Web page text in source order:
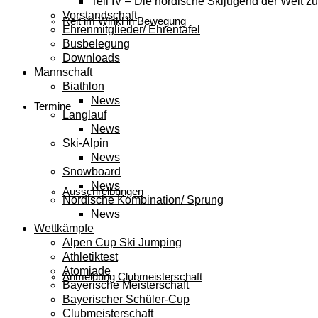
Reit im Winkl in Bewegung
Termine
Ausschreibungen
Anmeldung Clubmeisterschaft
Vorstandschaft
Ehrenmitglieder/ Ehrentafel
Busbelegung
Downloads
Mannschaft
Biathlon
News
Langlauf
News
Ski-Alpin
News
Snowboard
News
Nordische Kombination/ Sprung
News
Wettkämpfe
Alpen Cup Ski Jumping
Athletiktest
Atomiade
Bayerische Meisterschaft
Bayerischer Schüler-Cup
Clubmeisterschaft